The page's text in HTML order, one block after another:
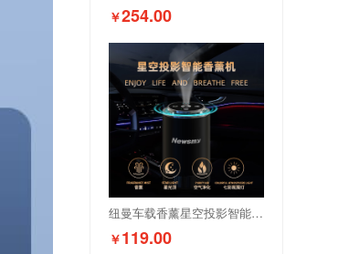
￥254.00
纽曼车载香薰星空投影智能香薰机F6
￥119.00